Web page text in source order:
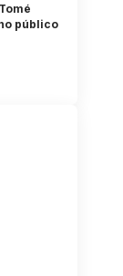
público